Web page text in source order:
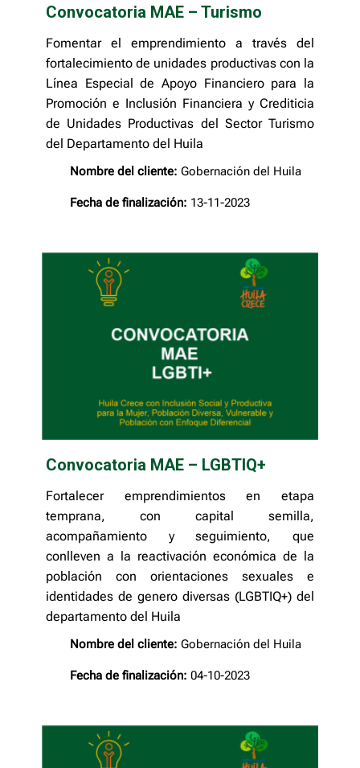
Convocatoria MAE – Turismo
Fomentar el emprendimiento a través del
fortalecimiento de unidades productivas con la
Línea Especial de Apoyo Financiero para la
Promoción e Inclusión Financiera y Crediticia
de Unidades Productivas del Sector Turismo
del Departamento del Huila
Nombre del cliente: Gobernación del Huila
Fecha de finalización: 13-11-2023
Convocatoria MAE – LGBTIQ+
Fortalecer emprendimientos en etapa
temprana, con capital semilla,
acompañamiento y seguimiento, que
conlleven a la reactivación económica de la
población con orientaciones sexuales e
identidades de genero diversas (LGBTIQ+) del
departamento del Huila
Nombre del cliente: Gobernación del Huila
Fecha de finalización: 04-10-2023